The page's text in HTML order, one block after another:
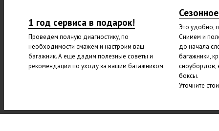
1 год сервиса в подарок!
Проведем полную диагностику, по
необходимости смажем и настроим ваш
багажник. А еще дадим полезные советы и
рекомендации по уходу за вашим багажником.
Это удобно,
Снимем и
до начала
багажники,
сноубордов,
боксы.
Уточните